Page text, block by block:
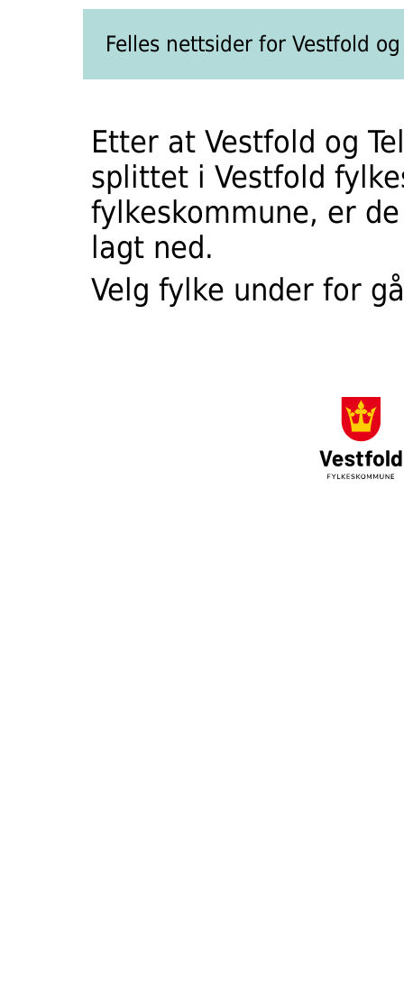
Felles nettsider for Vestfold
Etter at Vestfold og
splittet i Vestfold
fylkeskommune, er
lagt ned.
Velg fylke under for